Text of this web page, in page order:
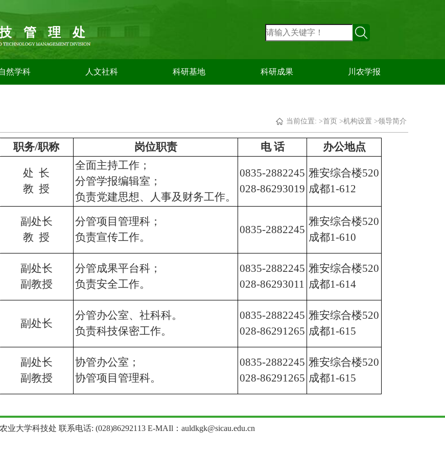
管理处
然学科 人文社科 科研基地 科研成果 川农学报
当前位置: >首页 >机构设置 >领导简介
职务/职称 岗位职责 电 话 办公地点
处 长
教 授
全面主持工作；
分管学报编辑室；
负责党建思想、人事及财务工作。
0835-2882245
028-86293019
雅安综合楼520
成都1-612
副处长
教 授
分管项目管理科；
负责宣传工作。
0835-2882245
雅安综合楼520
成都1-610
副处长
副教授
分管成果平台科；
负责安全工作。
0835-2882245
028-86293011
雅安综合楼520
成都1-614
副处长
分管办公室、 社科科。
负责科技保密工作。
0835-2882245
028-86291265
雅安综合楼520
成都1-615
副处长
副教授
协管办公室；
协管项目管理科。
0835-2882245
028-86291265
雅安综合楼520
成都1-615
业大学科技处 联系电话: (028)86292113 E-MAIl：auldkgk@sicau.edu.cn